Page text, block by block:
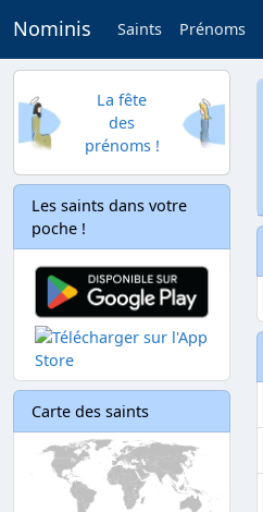
Nominis Saints Prénoms
La fête
des
prénoms !
Les saints dans votre
poche !
Carte des saints